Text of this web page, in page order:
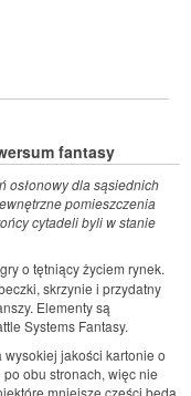
fantasy
osłonowy dla sąsiednich
pomieszczenia
cytadeli byli w stanie
o tętniący życiem rynek.
skrzynie i przydatny
Elementy są
Systems Fantasy.
wysokiej jakości kartonie o
obu stronach, więc nie
mniejsze części będą